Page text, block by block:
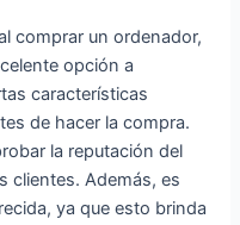
comprar un ordenador,
opción a
características
de hacer la compra.
la reputación del
clientes. Además, es
ya que esto brinda